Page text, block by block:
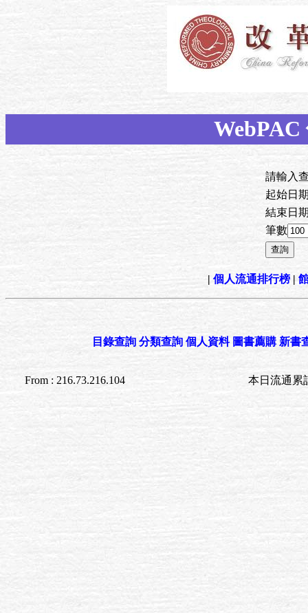
請輸入
起始日
結束日
筆數
| 個人流通排行榜|
目錄查詢 分類查詢 個人資料 圖書薦購 新書
From : 216.73.216.104 本日流通累計